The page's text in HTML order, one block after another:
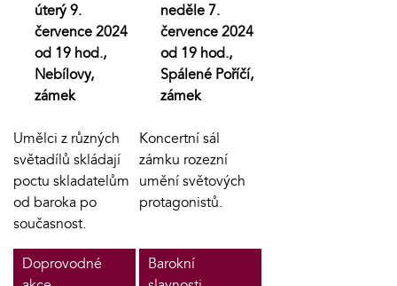
úterý 9.
července 2024
od 19 hod.,
Nebílovy,
zámek
Umělci z různých
světadílů skládají
poctu skladatelům
od baroka po
současnost.
neděle 7.
července 2024
od 19 hod.,
Spálené Poříčí,
zámek
Koncertní sál
zámku rozezní
umění světových
protagonistů.
Doprovodné
Barokní